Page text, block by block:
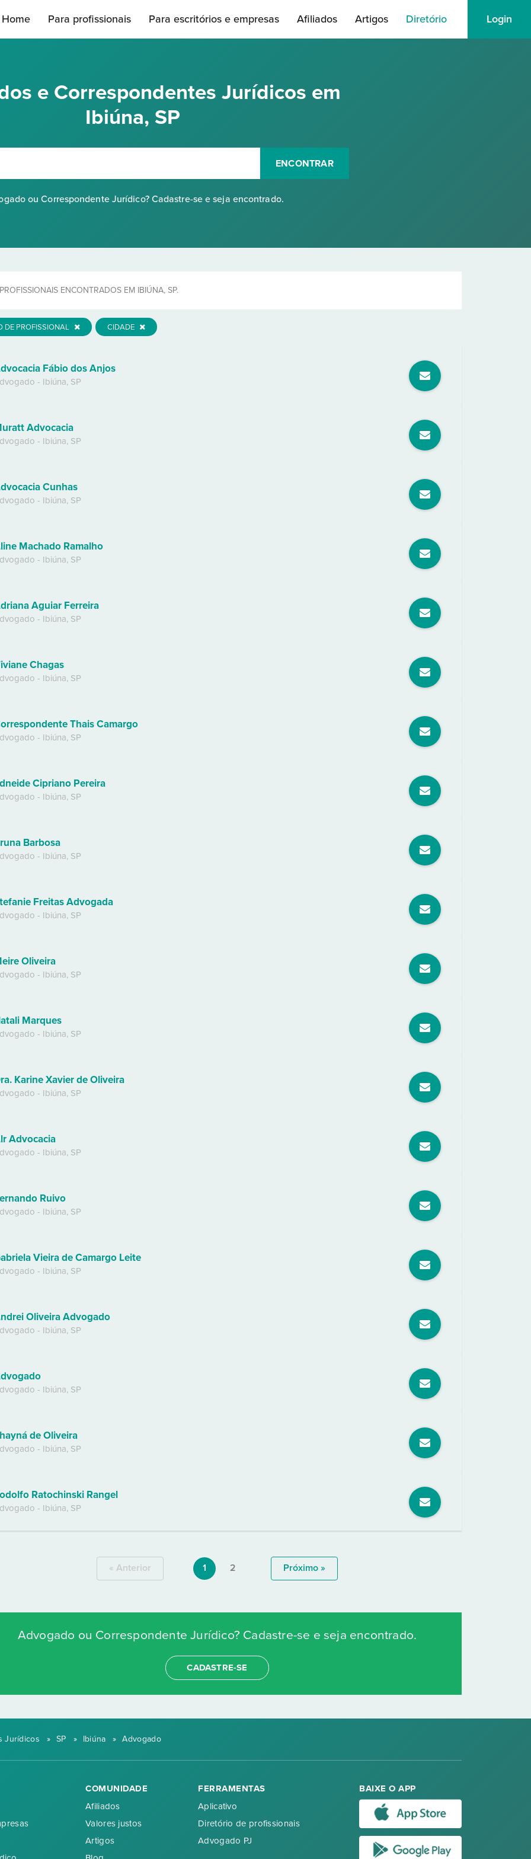
Home Para profissionais Para escritórios e empresas Afiliados Artigos Diretório Login
e Correspondentes Jurídicos em
Ibiúna, SP
ENCONTRAR
ou Correspondente Jurídico? Cadastre-se e seja encontrado.
PROFISSIONAIS ENCONTRADOS EM IBIÚNA, SP.
DE PROFISSIONAL CIDADE
Fábio dos Anjos
- Ibiúna, SP
Advocacia
- Ibiúna, SP
Cunhas
- Ibiúna, SP
Machado Ramalho
- Ibiúna, SP
Aguiar Ferreira
- Ibiúna, SP
Chagas
- Ibiúna, SP
Thais Camargo
- Ibiúna, SP
Cipriano Pereira
- Ibiúna, SP
Barbosa
- Ibiúna, SP
Freitas Advogada
- Ibiúna, SP
Oliveira
- Ibiúna, SP
Marques
- Ibiúna, SP
Karine Xavier de Oliveira
- Ibiúna, SP
Advocacia
- Ibiúna, SP
Ruivo
- Ibiúna, SP
Vieira de Camargo Leite
- Ibiúna, SP
Oliveira Advogado
- Ibiúna, SP
- Ibiúna, SP
de Oliveira
- Ibiúna, SP
Ratochinski Rangel
- Ibiúna, SP
« Anterior 1 2 Próximo »
Advogado ou Correspondente Jurídico? Cadastre-se e seja encontrado.
CADASTRE-SE
Jurídicos » SP » Ibiúna » Advogado
COMUNIDADE
Afiliados
Valores justos
Artigos
FERRAMENTAS
Aplicativo
Diretório de profissionais
Advogado PJ
BAIXE O APP